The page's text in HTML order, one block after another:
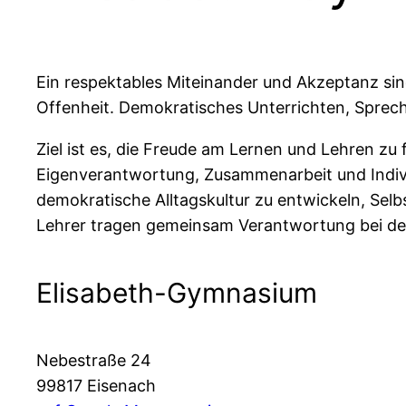
Ein respektables Miteinander und Akzeptanz
Offenheit. Demokratisches Unterrichten,
Ziel ist es, die Freude am Lernen und Lehren
Eigenverantwortung, Zusammenarbeit und
demokratische Alltagskultur zu entwickeln,
Lehrer tragen gemeinsam Verantwortung bei
Elisabeth-Gymnasium
Nebestraße 24
99817 Eisenach